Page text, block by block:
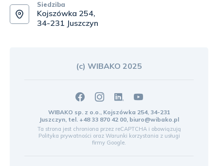
Siedziba
Kojszówka 254,
34-231 Juszczyn
(c) WIBAKO 2025
WIBAKO sp. z o.o., Kojszówka 254, 34-231
Juszczyn, tel. +48 33 870 42 00, biuro@wibako.pl
Ta strona jest chroniona przez reCAPTCHA i obowiązują
Polityka prywatności oraz Warunki korzystania z usługi
firmy Google.